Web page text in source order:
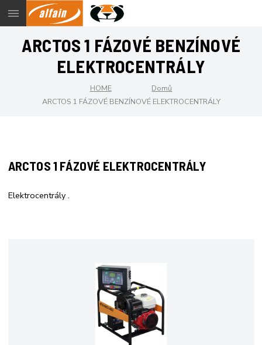
Menu
ARCTOS 1 FÁZOVÉ BENZÍNOVÉ
ELEKTROCENTRÁLY
HOME
Domů
ARCTOS 1 FÁZOVÉ BENZÍNOVÉ ELEKTROCENTRÁLY
ARCTOS 1 FÁZOVÉ ELEKTROCENTRÁLY
Elektrocentrály .